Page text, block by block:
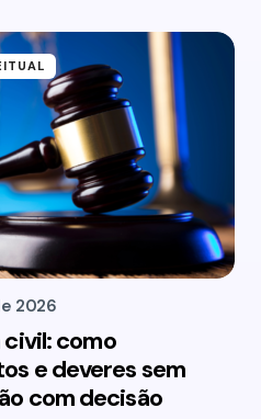
2026
como
e deveres sem
com decisão